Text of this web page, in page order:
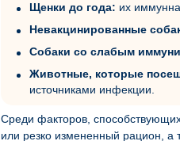
Щенки до года: их
Невакцинированные
Собаки со слабым
Животные, которые
источниками инфекции.
Среди факторов,
или резко измененный рацион,